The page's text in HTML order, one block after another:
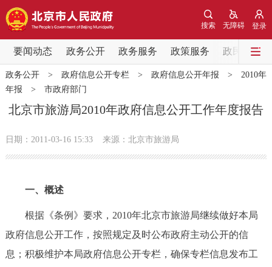
登录
无障碍
搜索
要闻动态 政务公开 政务服务 政策服务 政民互动
要闻动态
党中央精神 国务院信息 中央部委动态
北京要闻 会议信息 部门动态
各区热点
政务公开
市领导 机构职能 政策服务
政策兑现 政策解读 回应关切
政务公开> 政府信息公开专栏> 政府信息公开年报 > 2010年
年报 > 市政府部门
北京市旅游局2010年政府信息公开工作年度报告
日期：2011-03-16 15:33 来源：北京市旅游局
一、概述
根据《条例》要求，2010年北京市旅游局继续做好本局
政府信息公开工作，按照规定及时公布政府主动公开的信
息；积极维护本局政府信息公开专栏，确保专栏信息发布工